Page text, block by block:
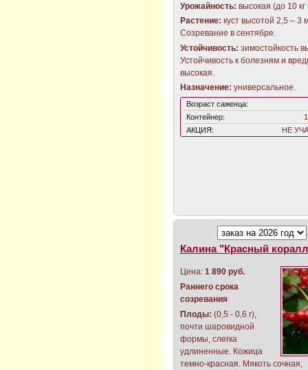
Урожайность: высокая (до 10 кг
Растение: куст высотой 2,5 – 3
Созревание в сентябре.
Устойчивость: зимостойкость
Устойчивость к болезням и
высокая.
Назначение: универсальное.
Возраст саженца:
Контейнер:
АКЦИЯ:
НЕ
Калина "Красный
Цена: 1 890 руб.
Раннего срока
созревания
Плоды: (0,5 - 0,6 г),
почти шаровидной
формы, слегка
удлиненные. Кожица
темно-красная. Мякоть сочная,